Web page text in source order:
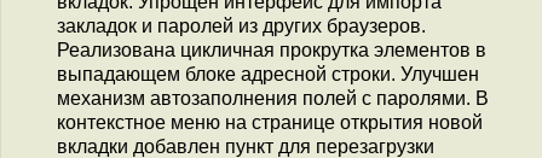
закладок и паролей из других браузеров.
Реализована цикличная прокрутка элементов в
выпадающем блоке адресной строки. Улучшен
механизм автозаполнения полей с паролями. В
контекстное меню на странице открытия новой
вкладки добавлен пункт для перезагрузки